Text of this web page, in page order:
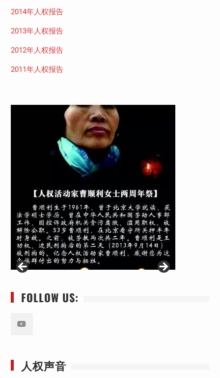
2014年人权报告
2013年人权报告
2012年人权报告
2011年人权报告
FOLLOW US:
人权声音